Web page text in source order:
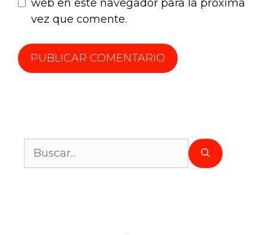
web en este navegador para la próxima
vez que comente.